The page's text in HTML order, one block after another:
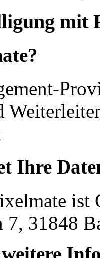
mit
Ihre
ist
7, 31848